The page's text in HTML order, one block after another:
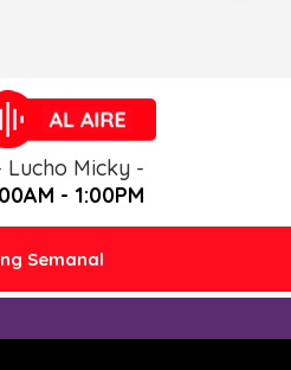
Lucho Micky -
- 1:00PM
Semanal